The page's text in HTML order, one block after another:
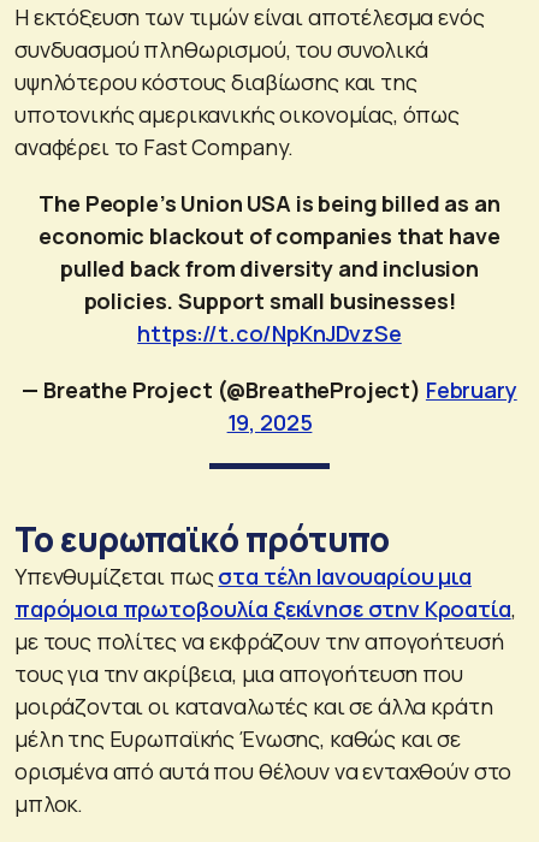
Η εκτόξευση των τιμών είναι αποτέλεσμα ενός
συνδυασμού πληθωρισμού, του συνολικά
υψηλότερου κόστους διαβίωσης και της
υποτονικής αμερικανικής οικονομίας, όπως
αναφέρει το Fast Company.
The People’s Union USA is being billed as an
economic blackout of companies that have
pulled back from diversity and inclusion
policies. Support small businesses!
https://t.co/NpKnJDvzSe
— Breathe Project (@BreatheProject) February
19, 2025
Το ευρωπαϊκό πρότυπο
Υπενθυμίζεται πωςστα τέλη Ιανουαρίου μια
παρόμοια πρωτοβουλία ξεκίνησε στην Κροατία,
με τους πολίτες να εκφράζουν την απογοήτευσή
τους για την ακρίβεια, μια απογοήτευση που
μοιράζονται οι καταναλωτές και σε άλλα κράτη
μέλη της Ευρωπαϊκής Ένωσης, καθώς και σε
ορισμένα από αυτά που θέλουν να ενταχθούν στο
μπλοκ.